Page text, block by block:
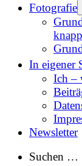
Fotografie
knapp
In eigener
Ich –
Newsletter
Suchen …